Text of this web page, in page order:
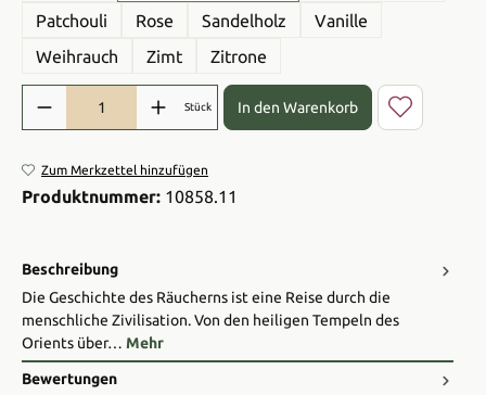
Patchouli
Rose Sandelholz
Vanille
Weihrauch
Zimt Zitrone
Produkt Anzahl: Gib den gewünschten Wert ein oder benutze die
Stück In den Warenkorb
Zum Merkzettel hinzufügen
Produktnummer: 10858.11
Beschreibung
Die Geschichte des Räucherns ist eine Reise durch die
menschliche Zivilisation. Von den heiligen Tempeln des
Orients über… Mehr
Bewertungen